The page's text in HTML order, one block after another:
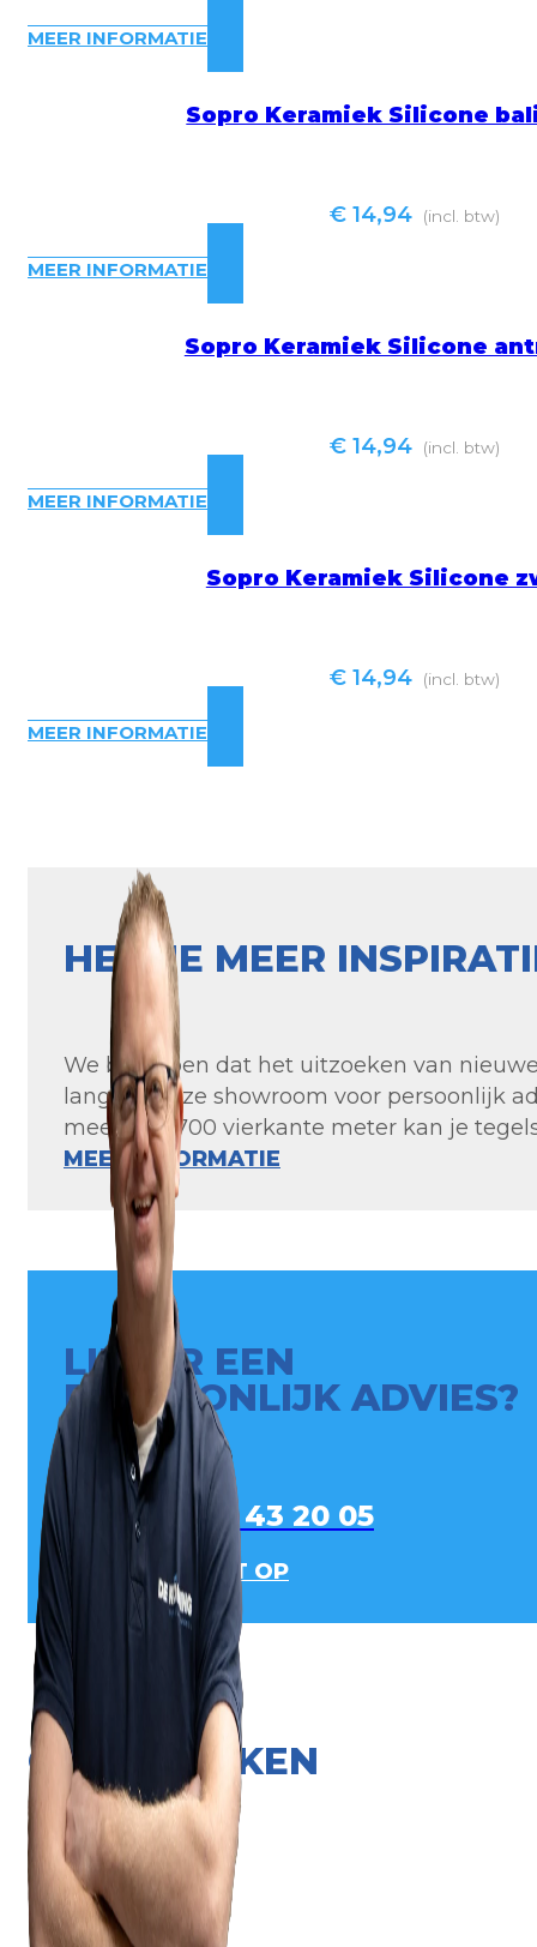
MEER INFORMATIE
Sopro Keramiek Silicone
€14,94 (incl. btw)
MEER INFORMATIE
Sopro Keramiek Silicone
€14,94 (incl. btw)
MEER INFORMATIE
Sopro Keramiek Silicone
€14,94 (incl. btw)
MEER INFORMATIE
HEB JE MEER
We begrijpen dat het uitzoeken van
langs in onze showroom voor persoonlijk
meer dan 700 vierkante meter kan je
MEER INFORMATIE
LIEVER EEN
PERSOONLIJK ADVIES?
0413 - 43 20 05
NEEM CONTACT OP
ONZE MERKEN